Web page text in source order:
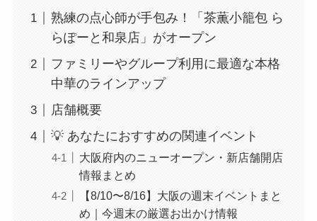
熟練の点心師が手包み！「茶薫小籠包 ら
らぽーと和泉店」がオープン
ファミリーやグループ利用に最適な本格
中華のラインアップ
店舗概要
💡 あなたにおすすめの関連イベント
大阪府内のニューオープン・新店舗開店
情報まとめ
【8/10〜8/16】大阪の週末イベントまと
め｜今週末の厳選お出かけ情報